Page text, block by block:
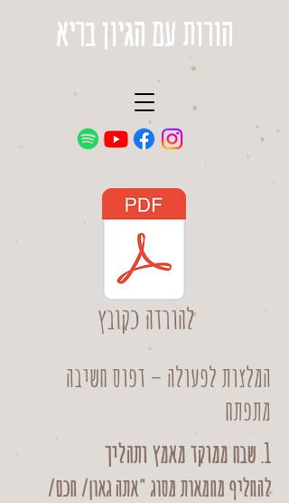
הורות עם הגיון בריא
להורדה כקובץ
המלצות לפעולה – דפוס חשיבה
מתפתח
1. שבח ממוקד מאמץ ותהליך
להחליף מחמאות מסוג "אתה גאון/ חכם/